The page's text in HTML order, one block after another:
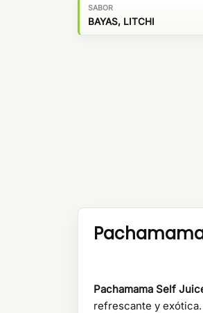
SABOR
BAYAS, LITCHI
Pachamama Self
refrescante y exótica.